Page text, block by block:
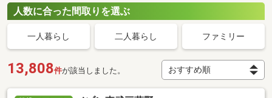
人数に合った間取りを選ぶ
一人暮らし 二人暮らし ファミリー
13,808件が該当しました。